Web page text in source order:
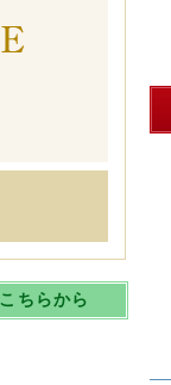
ちらから